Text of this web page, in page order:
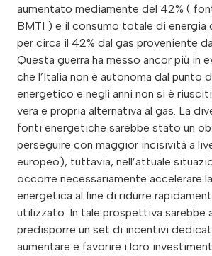
aumentato mediamente del 42% (
BMTI ) e il consumo totale di energia
per circa il 42% dal gas proveniente
Questa guerra ha messo ancor più in
che l’Italia non è autonoma dal punto
energetico e negli anni non si è
vera e propria alternativa al gas. La
fonti energetiche sarebbe stato un
perseguire con maggior incisività a
europeo), tuttavia, nell’attuale
occorre necessariamente accelerare
energetica al fine di ridurre
utilizzato. In tale prospettiva sarebbe
predisporre un set di incentivi
aumentare e favorire i loro